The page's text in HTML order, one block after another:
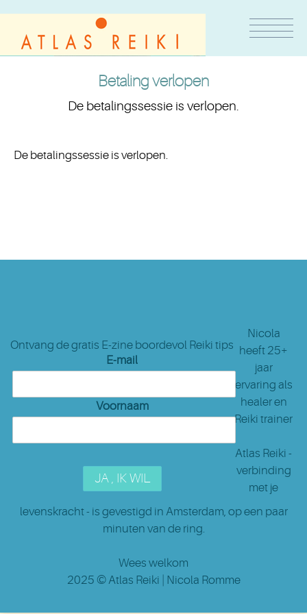
Betaling verlopen
De betalingssessie is verlopen.
De betalingssessie is verlopen.
Ontvang de gratis E-zine boordevol Reiki tips
E-mail
Voornaam
Nicola
heeft 25+
jaar
ervaring als
healer en
Reiki trainer
Atlas Reiki -
verbinding
met je
levenskracht - is gevestigd in Amsterdam, op een paar
minuten van de ring.
Wees welkom
2025 ©Atlas Reiki | Nicola Romme